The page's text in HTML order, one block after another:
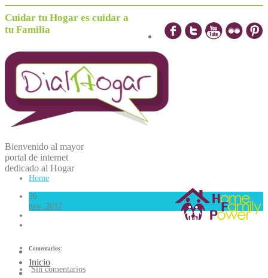
Cuidar tu Hogar es cuidar a
tu Familia
Bienvenido al mayor
portal de internet
dedicado al Hogar
Inicio
Home
26
nov, 2017
Comentarios:
Sin comentarios